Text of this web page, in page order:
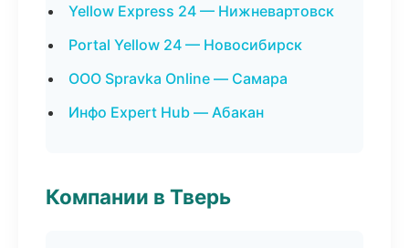
Yellow Express 24 — Нижневартовск
Portal Yellow 24 — Новосибирск
ООО Spravka Online — Самара
Инфо Expert Hub — Абакан
Компании в Тверь